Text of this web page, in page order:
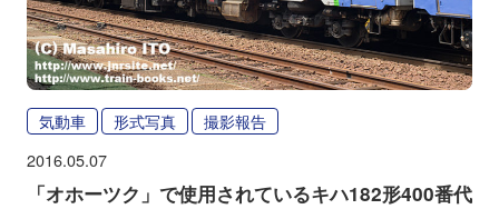
気動車 形式写真 撮影報告
2016.05.07
「オホーツク」で使用されているキハ182形400番代